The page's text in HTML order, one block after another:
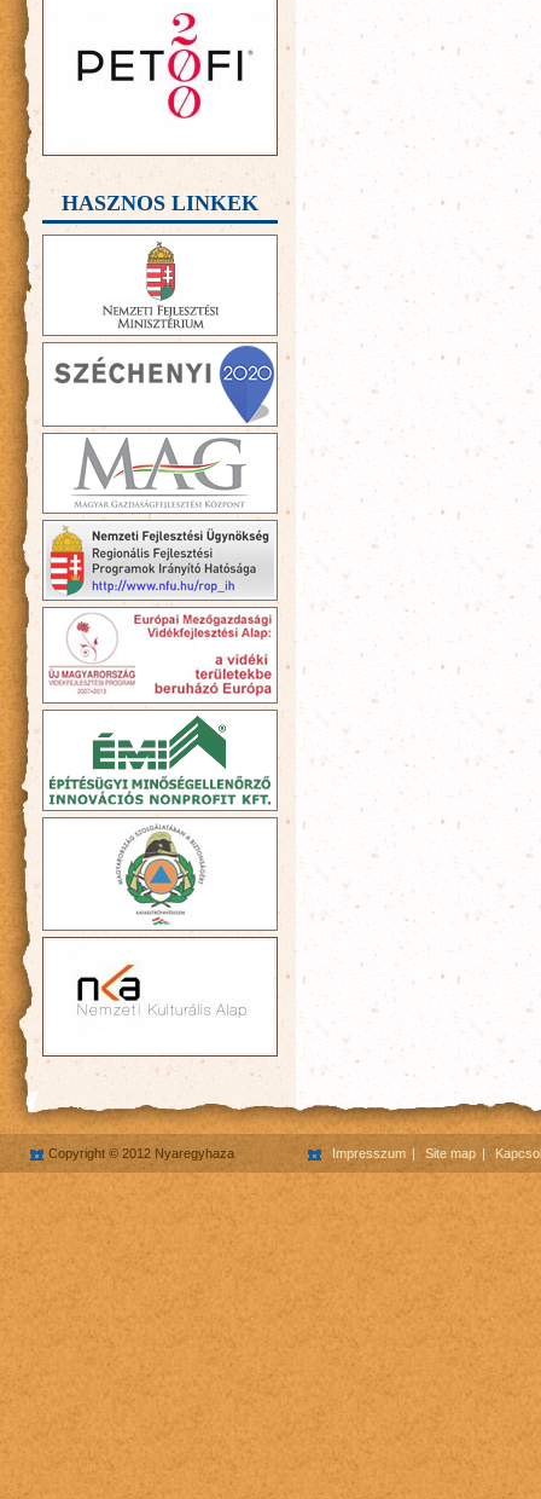
HASZNOS LINKEK
Copyright © 2012 Nyaregyhaza Impresszum Site map